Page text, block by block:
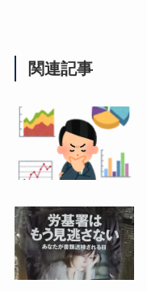
関連記事